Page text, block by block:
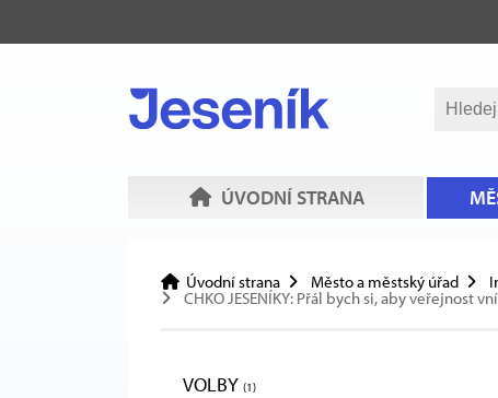
ÚVODNÍ STRANA
Úvodní strana Město a městský úřad
CHKO JESENÍKY: Přál bych si, aby veřejnost
VOLBY (1)